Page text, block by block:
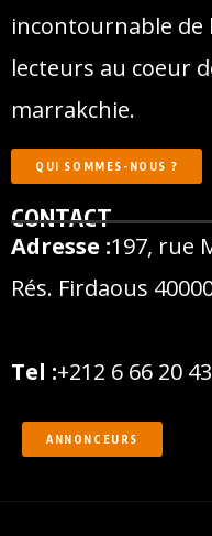
incontournable de
lecteurs au coeur
marrakchie.
QUI SOMMES-NOUS ?
CONTACT
Adresse :197, rue
Rés. Firdaous
Tel :+212 6 66 20
ANNONCEURS